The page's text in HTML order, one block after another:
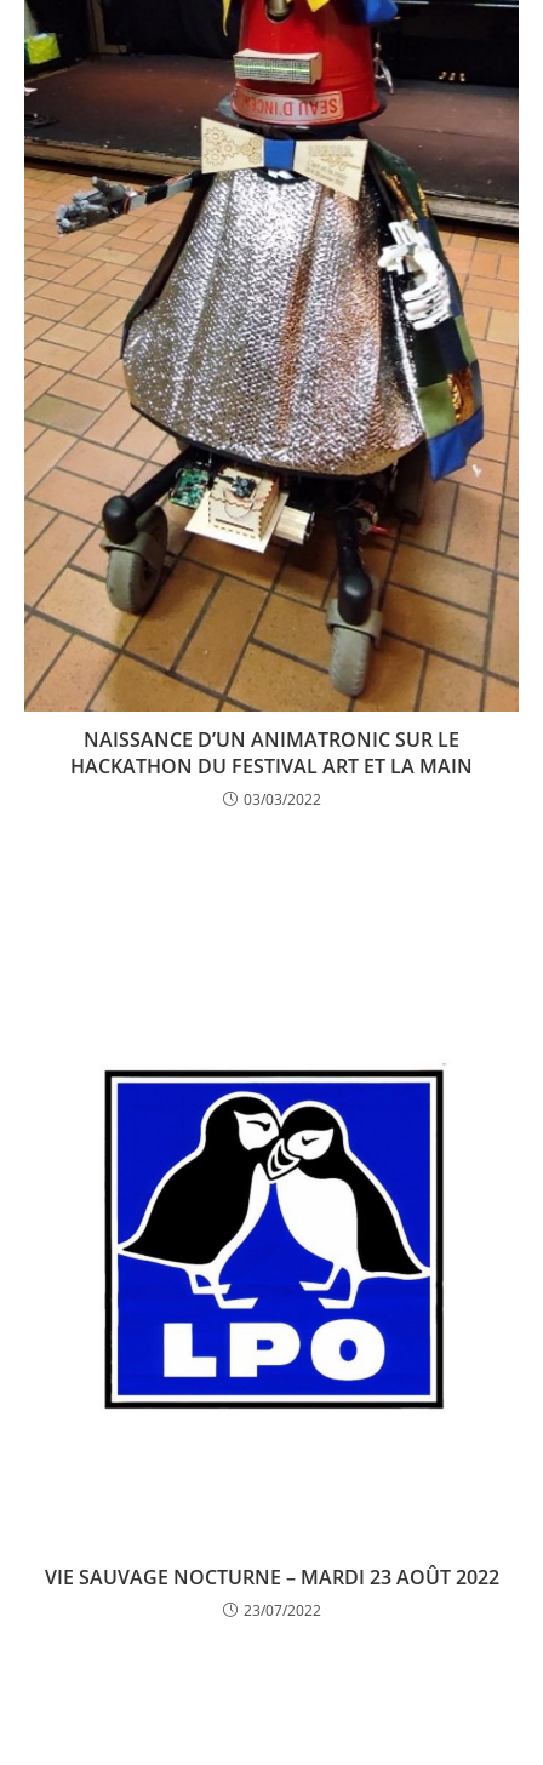
NAISSANCE D’UN ANIMATRONIC SUR LE
HACKATHON DU FESTIVAL ART ET LA MAIN
03/03/2022
VIE SAUVAGE NOCTURNE – MARDI 23 AOÛT 2022
23/07/2022